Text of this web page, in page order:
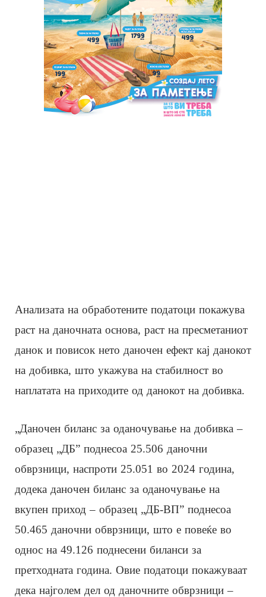
Анализата на обработените податоци покажува
раст на даночната основа, раст на пресметаниот
данок и повисок нето даночен ефект кај данокот
на добивка, што укажува на стабилност во
наплатата на приходите од данокот на добивка.
„Даночен биланс за оданочување на добивка –
образец „ДБ” поднесоа 25.506 даночни
обврзници, наспроти 25.051 во 2024 година,
додека даночен биланс за оданочување на
вкупен приход – образец „ДБ-ВП” поднесоа
50.465 даночни обврзници, што е повеќе во
однос на 49.126 поднесени биланси за
претходната година. Овие податоци покажуваат
дека најголем дел од даночните обврзници –